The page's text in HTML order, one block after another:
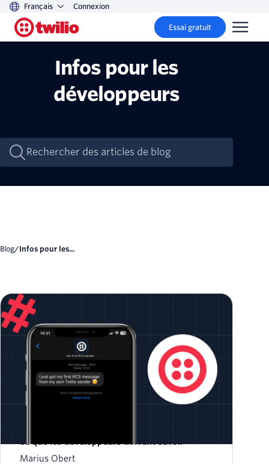
Français Connexion
Essai gratuit
Infos pour les
développeurs
Blog/ Infos pour les...
Marius Obert